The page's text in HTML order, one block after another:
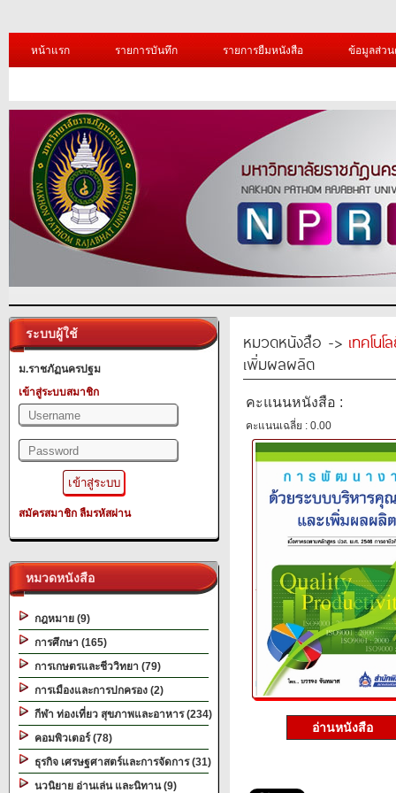
หน้าแรก รายการบันทึก รายการยืมหนังสือ ข้อมูลส่ว
ระบบผู้ใช้
ม.ราชภัฏนครปฐม
เข้าสู่ระบบสมาชิก
สมัครสมาชิก ลืมรหัสผ่าน
หมวดหนังสือ
กฎหมาย (9)
การศึกษา (165)
การเกษตรและชีววิทยา (79)
การเมืองและการปกครอง (2)
กีฬา ท่องเที่ยว สุขภาพและอาหาร (234)
คอมพิวเตอร์ (78)
ธุรกิจ เศรษฐศาสตร์และการจัดการ (31)
นวนิยาย อ่านเล่น และนิทาน (9)
หมวดหนังสือ -> เทคโน
เพิ่มผลผลิต
คะแนนหนังสือ :
คะแนนเฉลี่ย : 0.00
อ่านหนังสือ